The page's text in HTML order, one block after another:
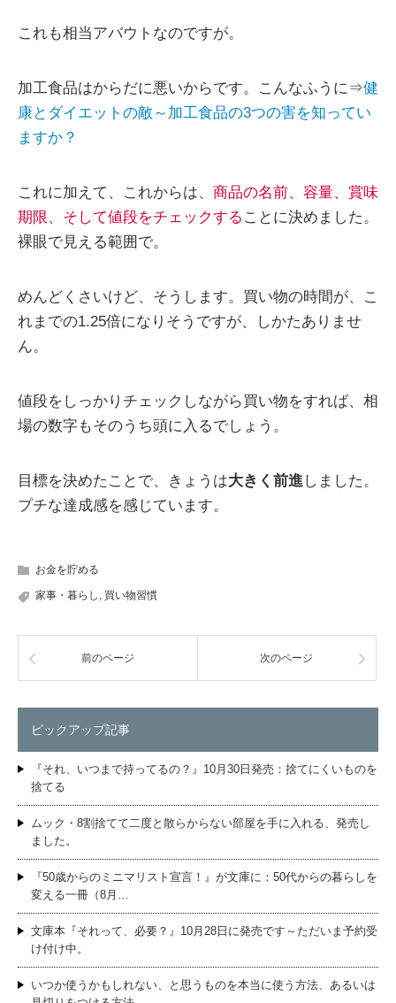
これも相当アバウトなのですが。
加工食品はからだに悪いからです。こんなふうに⇒健
康とダイエットの敵～加工食品の3つの害を知ってい
ますか？
これに加えて、これからは、 商品の名前、容量、賞味
期限、そして値段をチェックする ことに決めました。
裸眼で見える範囲で。
めんどくさいけど、そうします。買い物の時間が、こ
れまでの1.25倍になりそうですが、しかたありませ
ん。
値段をしっかりチェックしながら買い物をすれば、相
場の数字もそのうち頭に入るでしょう。
目標を決めたことで、きょうは大きく前進しました。
プチな達成感を感じています。
お金を貯める
家事・暮らし , 買い物習慣
前のページ 次のページ
ピックアップ記事
『それ、いつまで持ってるの？』10月30日発売：捨てにくいものを
捨てる
ムック・8割捨てて二度と散らからない部屋を手に入れる、発売し
ました。
『50歳からのミニマリスト宣言！』が文庫に：50代からの暮らしを
変える一冊（8月…
文庫本『それって、必要？』10月28日に発売です～ただいま予約受
け付け中。
いつか使うかもしれない、と思うものを本当に使う方法、あるいは